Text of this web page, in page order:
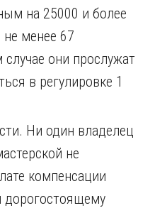
на 25000 и более
менее 67
они прослужат
в регулировке 1
Ни один владелец
не
компенсации
дорогостоящему